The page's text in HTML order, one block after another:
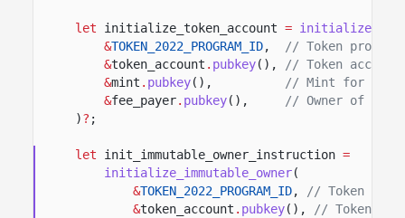
let initialize_token_account =
&TOKEN_2022_PROGRAM_ID,
// Token
&token_account . pubkey(),
// Token
&mint . pubkey(),
// Mint for the
&fee_payer. pubkey(),
// Owner of the
)? ;
let init_immutable_owner_instruction =
initialize_immutable_owner(
&TOKEN_2022_PROGRAM_ID,
// Token
&token_account . pubkey(),
// Token